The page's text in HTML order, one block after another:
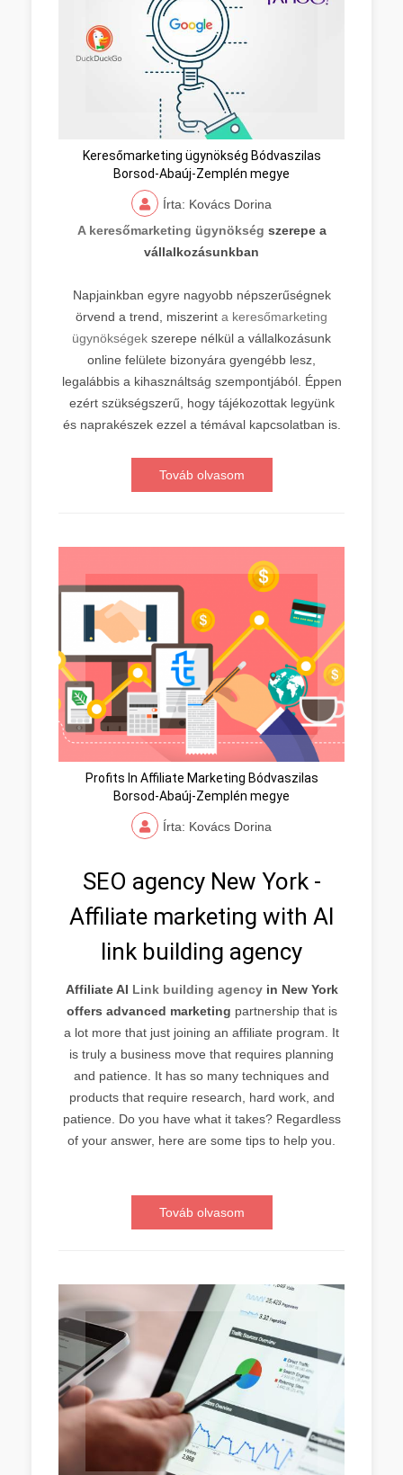
Keresőmarketing ügynökség Bódvaszilas
Borsod-Abaúj-Zemplén megye
Írta: Kovács Dorina
A keresőmarketing ügynökség szerepe a
vállalkozásunkban
Napjainkban egyre nagyobb népszerűségnek
örvend a trend, miszerint a keresőmarketing
ügynökségek szerepe nélkül a vállalkozásunk
online felülete bizonyára gyengébb lesz,
legalábbis a kihasználtság szempontjából. Éppen
ezért szükségszerű, hogy tájékozottak legyünk
és naprakészek ezzel a témával kapcsolatban is.
Továb olvasom
Profits In Affiliate Marketing Bódvaszilas
Borsod-Abaúj-Zemplén megye
Írta: Kovács Dorina
SEO agency New York -
Affiliate marketing with AI
link building agency
Affiliate AI Link building agencyin New York
offers advanced marketing partnership that is
a lot more that just joining an affiliate program. It
is truly a business move that requires planning
and patience. It has so many techniques and
products that require research, hard work, and
patience. Do you have what it takes? Regardless
of your answer, here are some tips to help you.
Továb olvasom